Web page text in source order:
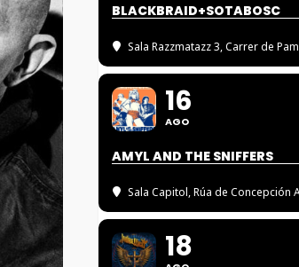
BLACKBRAID+SOTABOSC
Sala Razzmatazz 3, Carrer de
16
AGO
AMYL AND THE SNIFFERS
Sala Capitol, Rúa de Concepción
18